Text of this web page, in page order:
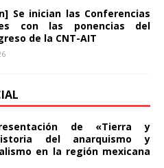
Se inician las Conferencias
con las ponencias del
de la CNT-AIT
de «Tierra y
del anarquismo y
en la región mexicana